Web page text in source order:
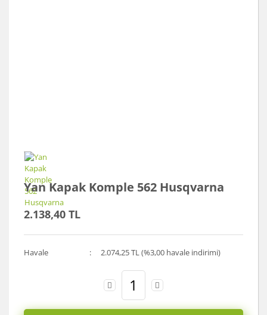
Yan Kapak Komple 562 Husqvarna
2.138,40 TL
Havale 2.074,25 TL (%3,00 havale indirimi)